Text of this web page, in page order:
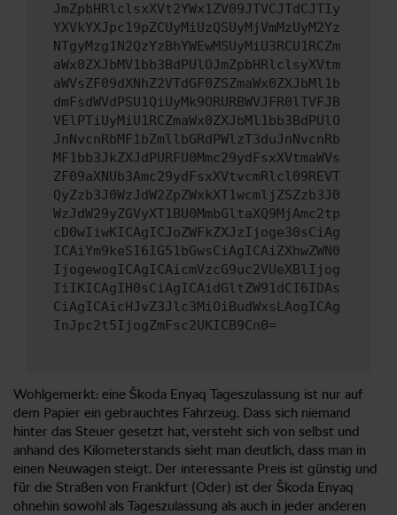
JmZpbHRlclsxXVt2YWx1ZV09JTVCJTdCJTIy
YXVkYXJpc19pZCUyMiUzQSUyMjVmMzUyM2Yz
NTgyMzg1N2QzYzBhYWEwMSUyMiU3RCU1RCZm
aWx0ZXJbMV1bb3BdPUlOJmZpbHRlclsyXVtm
aWVsZF09dXNhZ2VTdGF0ZSZmaWx0ZXJbMl1b
dmFsdWVdPSU1QiUyMk9ORURBWVJFR0lTVFJB
VElPTiUyMiU1RCZmaWx0ZXJbMl1bb3BdPUlO
JnNvcnRbMF1bZmllbGRdPWlzT3duJnNvcnRb
MF1bb3JkZXJdPURFU0Mmc29ydFsxXVtmaWVs
ZF09aXNUb3Amc29ydFsxXVtvcmRlcl09REVT
QyZzb3J0WzJdW2ZpZWxkXT1wcmljZSZzb3J0
WzJdW29yZGVyXT1BU0MmbGltaXQ9MjAmc2tp
cD0wIiwKICAgICJoZWFkZXJzIjoge30sCiAg
ICAiYm9keSI6IG51bGwsCiAgICAiZXhwZWN0
IjogewogICAgICAicmVzcG9uc2VUeXBlIjog
IiIKICAgIH0sCiAgICAidGltZW91dCI6IDAs
CiAgICAicHJvZ3Jlc3MiOiBudWxsLAogICAg
InJpc2t5IjogZmFsc2UKICB9Cn0=
Wohlgemerkt: eine Škoda Enyaq Tageszulassung ist nur auf
dem Papier ein gebrauchtes Fahrzeug. Dass sich niemand
hinter das Steuer gesetzt hat, versteht sich von selbst und
anhand des Kilometerstands sieht man deutlich, dass man in
einen Neuwagen steigt. Der interessante Preis ist günstig und
für die Straßen von Frankfurt (Oder) ist der Škoda Enyaq
ohnehin sowohl als Tageszulassung als auch in jeder anderen